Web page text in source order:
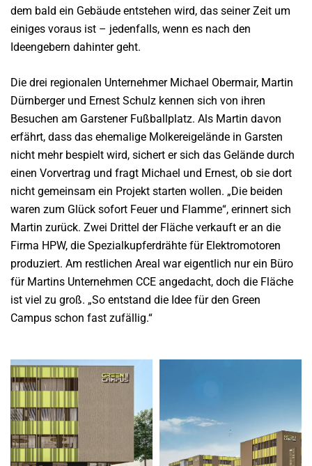
dem bald ein Gebäude entstehen wird, das seiner Zeit um
einiges voraus ist – jedenfalls, wenn es nach den
Ideengebern dahinter geht.
Die drei regionalen Unternehmer Michael Obermair, Martin
Dürnberger und Ernest Schulz kennen sich von ihren
Besuchen am Garstener Fußballplatz. Als Martin davon
erfährt, dass das ehemalige Molkereigelände in Garsten
nicht mehr bespielt wird, sichert er sich das Gelände durch
einen Vorvertrag und fragt Michael und Ernest, ob sie dort
nicht gemeinsam ein Projekt starten wollen. „Die beiden
waren zum Glück sofort Feuer und Flamme“, erinnert sich
Martin zurück. Zwei Drittel der Fläche verkauft er an die
Firma HPW, die Spezialkupferdrähte für Elektromotoren
produziert. Am restlichen Areal war eigentlich nur ein Büro
für Martins Unternehmen CCE angedacht, doch die Fläche
ist viel zu groß. „So entstand die Idee für den Green
Campus schon fast zufällig.“